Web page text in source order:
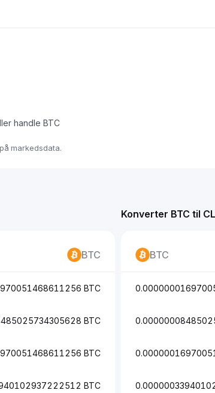
handle BTC
markedsdata.
Konverter BTC til
BTC
BTC
BTC
BTC
BTC
BTC